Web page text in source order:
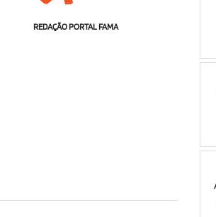
REDAÇÃO PORTAL FAMA